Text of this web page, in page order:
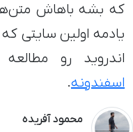
که بشه باهاش
یادمه اولین سایتی
اندروید رو
اسفندونه.
محمود آفریده